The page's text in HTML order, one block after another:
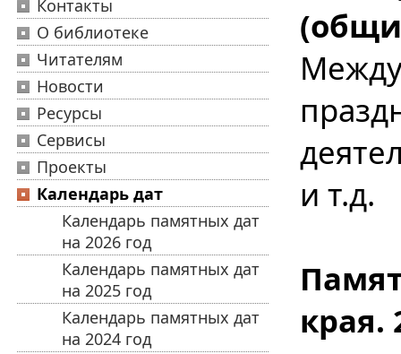
Контакты
О библиотеке
Читателям
Новости
Ресурсы
Сервисы
Проекты
Календарь дат
Календарь памятных дат
на 2026 год
Календарь памятных дат
на 2025 год
Календарь памятных дат
на 2024 год
и т.д.
края.